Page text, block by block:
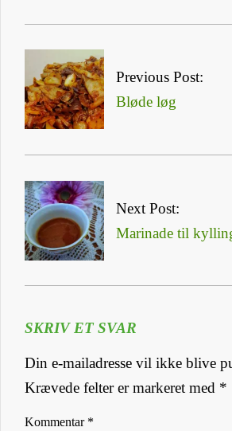
12
Previous Post:
Bløde løg
Next Post:
Marinade til
SKRIV ET SVAR
Din e-mailadresse vil ikke blive
Krævede felter er markeret med *
Kommentar *